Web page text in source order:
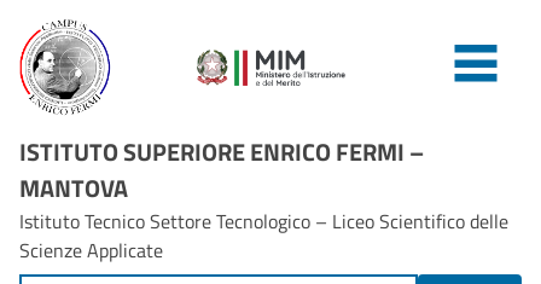
ISTITUTO SUPERIORE ENRICO FERMI –
MANTOVA
Istituto Tecnico Settore Tecnologico – Liceo Scientifico delle
Scienze Applicate